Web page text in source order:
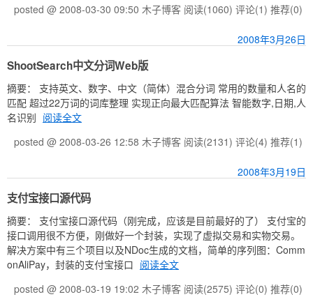
posted @ 2008-03-30 09:50 木子博客 阅读(1060) 评论(1) 推荐(0)
2008年3月26日
ShootSearch中文分词Web版
摘要： 支持英文、数字、中文（简体）混合分词 常用的数量和人名的
匹配 超过22万词的词库整理 实现正向最大匹配算法 智能数字,日期,人
名识别 阅读全文
posted @ 2008-03-26 12:58 木子博客 阅读(2131) 评论(4) 推荐(1)
2008年3月19日
支付宝接口源代码
摘要： 支付宝接口源代码（刚完成，应该是目前最好的了） 支付宝的
接口调用很不方便，刚做好一个封装，实现了虚拟交易和实物交易。
解决方案中有三个项目以及NDoc生成的文档，简单的序列图：Comm
onAliPay，封装的支付宝接口 阅读全文
posted @ 2008-03-19 19:02 木子博客 阅读(2575) 评论(0) 推荐(0)